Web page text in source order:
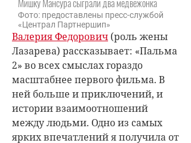
Мишку Мансура сыграли два медвежонка
Фото: предоставлены пресс-службой
«Централ Партнершип»
Валерия Федорович (роль жены
Лаза­рева) рассказывает: «Пальма
2» во всех смыслах гораздо
масштабнее первого фильма. В
ней больше и приключений, и
истории взаимоотношений
между людьми. Одно из самых
ярких впечатлений я получила от